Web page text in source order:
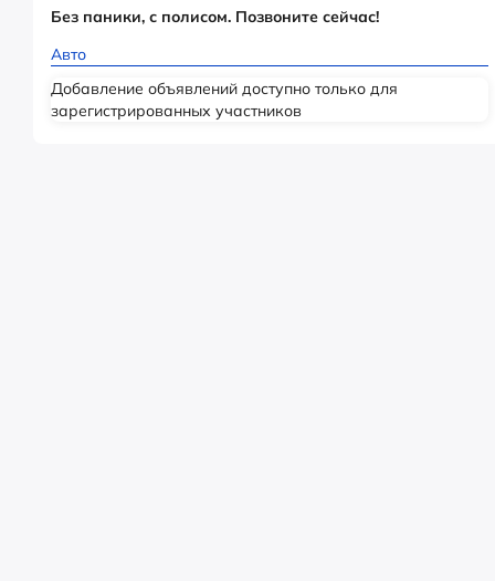
Без паники, с полисом. Позвоните сейчас!
Авто
Добавление объявлений доступно только для
зарегистрированных участников